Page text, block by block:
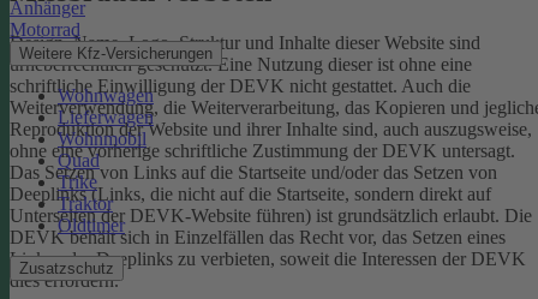
Anhänger
Motorrad
Weitere Kfz-Versicherungen
Wohnwagen
Lieferwagen
Wohnmobil
Quad
Trike
Traktor
Oldtimer
Zusatzschutz
Design, Name, Logo, Struktur und Inhalte dieser Website sind
urheberrechtlich geschützt. Eine Nutzung dieser ist ohne eine
schriftliche Einwilligung der DEVK nicht gestattet. Auch die
Weiterverwendung, die Weiterverarbeitung, das Kopieren und
Reproduktion der Website und ihrer Inhalte sind, auch auszugsweise,
ohne eine vorherige schriftliche Zustimmung der DEVK untersagt.
Das Setzen von Links auf die Startseite und/oder das Setzen von
Deeplinks (Links, die nicht auf die Startseite, sondern direkt auf
Unterseiten der DEVK-Website führen) ist grundsätzlich erlaubt. Die
DEVK behält sich in Einzelfällen das Recht vor, das Setzen eines
Links oder Deeplinks zu verbieten, soweit die Interessen der DEVK
dies erfordern.